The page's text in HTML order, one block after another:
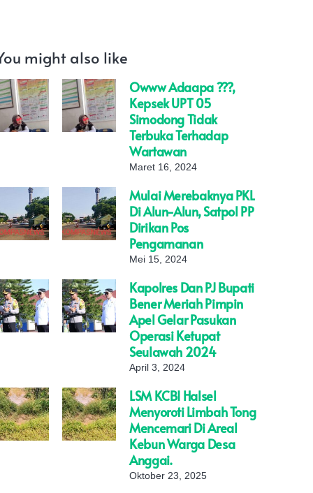
might also like
Owww Adaapa ???,
Kepsek UPT 05
Simodong Tidak
Terbuka Terhadap
Wartawan
Maret 16, 2024
Mulai Merebaknya PKL
Di Alun-Alun, Satpol PP
Dirikan Pos
Pengamanan
Mei 15, 2024
Kapolres Dan PJ Bupati
Bener Meriah Pimpin
Apel Gelar Pasukan
Operasi Ketupat
Seulawah 2024
April 3, 2024
LSM KCBI Halsel
Menyoroti Limbah Tong
Mencemari Di Areal
Kebun Warga Desa
Anggai.
Oktober 23, 2025